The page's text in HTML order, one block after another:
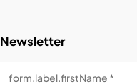
Newsletter
form.label.firstName *